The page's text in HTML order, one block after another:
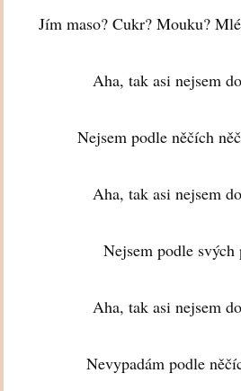
Jím maso? Cukr? Mouku?
Aha, tak asi nejsem
Nejsem podle něčích
Aha, tak asi nejsem
Nejsem podle svých
Aha, tak asi nejsem
Nevypadám podle